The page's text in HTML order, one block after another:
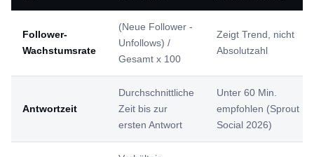
Follower-
Wachstumsrate
(Neue Follower -
Unfollows) /
Gesamt x 100
Zeigt Trend, nicht
Absolutzahl
Antwortzeit
Durchschnittliche
Zeit bis zur
ersten Antwort
Unter 60 Min.
empfohlen (Sprout
Social 2026)